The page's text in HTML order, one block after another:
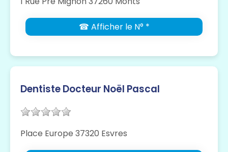
☎ Afficher le N° *
Dentiste Docteur Noël Pascal
Place Europe 37320 Esvres